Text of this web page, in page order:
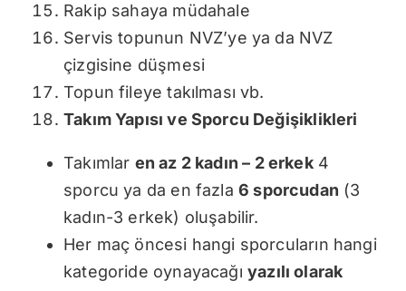
Rakip sahaya müdahale
Servis topunun NVZ’ye ya da NVZ
çizgisine düşmesi
Topun fileye takılması vb.
Takım Yapısı ve Sporcu Değişiklikleri
Takımlar en az 2 kadın – 2 erkek4
sporcu ya da en fazla 6 sporcudan (3
kadın-3 erkek) oluşabilir.
Her maç öncesi hangi sporcuların hangi
kategoride oynayacağı yazılı olarak